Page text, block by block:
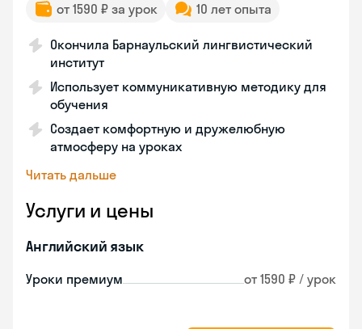
от 1590 ₽ за урок 10 лет опыта
Окончила Барнаульский лингвистический
институт
Использует коммуникативную методику для
обучения
Создает комфортную и дружелюбную
атмосферу на уроках
Читать дальше
Услуги и цены
Английский язык
Уроки премиум от 1590 ₽ / урок